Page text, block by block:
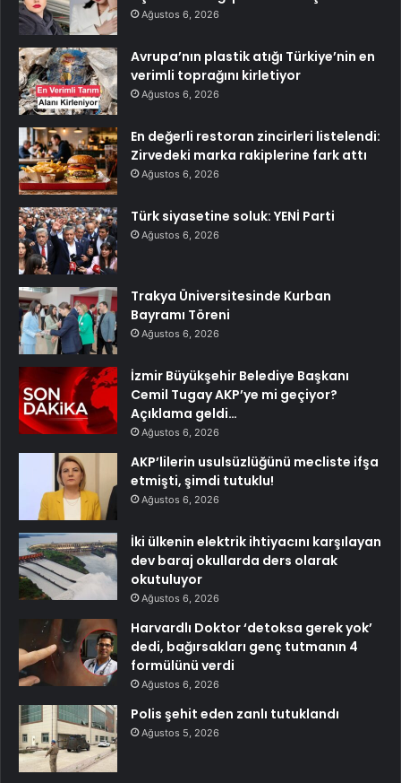
Ağustos 6, 2026
Avrupa’nın plastik atığı Türkiye’nin en
verimli toprağını kirletiyor
Ağustos 6, 2026
En değerli restoran zincirleri listelendi:
Zirvedeki marka rakiplerine fark attı
Ağustos 6, 2026
Türk siyasetine soluk: YENİ Parti
Ağustos 6, 2026
Trakya Üniversitesinde Kurban
Bayramı Töreni
Ağustos 6, 2026
İzmir Büyükşehir Belediye Başkanı
Cemil Tugay AKP’ye mi geçiyor?
Açıklama geldi…
Ağustos 6, 2026
AKP’lilerin usulsüzlüğünü mecliste ifşa
etmişti, şimdi tutuklu!
Ağustos 6, 2026
İki ülkenin elektrik ihtiyacını karşılayan
dev baraj okullarda ders olarak
okutuluyor
Ağustos 6, 2026
Harvardlı Doktor ‘detoksa gerek yok’
dedi, bağırsakları genç tutmanın 4
formülünü verdi
Ağustos 6, 2026
Polis şehit eden zanlı tutuklandı
Ağustos 5, 2026